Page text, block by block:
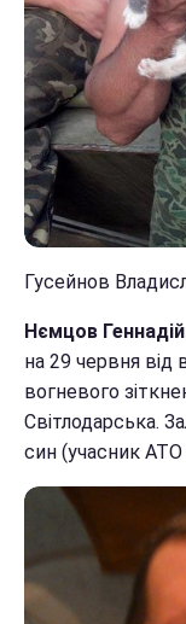
Гусейнов
Нємцов
на 29 червня від
вогневого
Світлодарська.
син (учасник АТО